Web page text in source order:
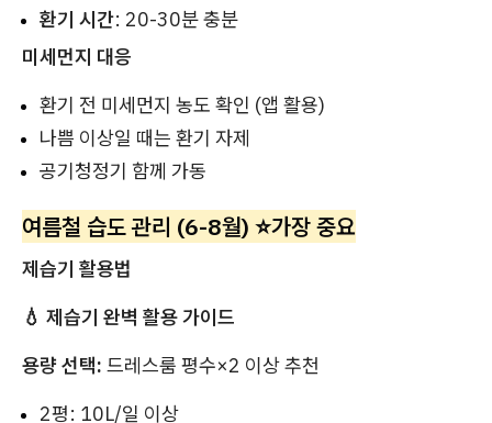
환기 시간: 20-30분 충분
미세먼지 대응
환기 전 미세먼지 농도 확인 (앱 활용)
나쁨 이상일 때는 환기 자제
공기청정기 함께 가동
여름철 습도 관리 (6-8월) ⭐가장 중요
제습기 활용법
💧 제습기 완벽 활용 가이드
용량 선택: 드레스룸 평수×2 이상 추천
2평: 10L/일 이상